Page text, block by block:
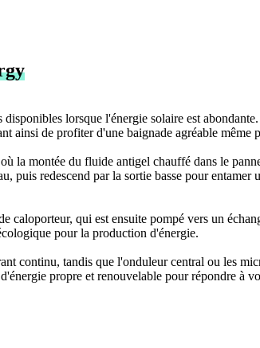
lorsque l'énergie solaire est
ainsi de profiter d'une baignade agréable même
la montée du fluide antigel chauffé dans le
puis redescend par la sortie basse pour entamer
qui est ensuite pompé vers un
pour la production d'énergie.
continu, tandis que l'onduleur central ou les
propre et renouvelable pour répondre à